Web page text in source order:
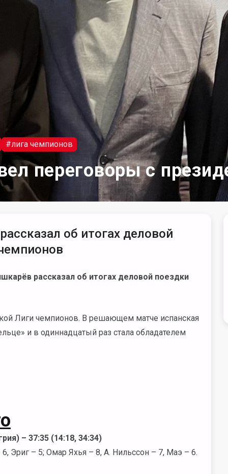
#лига чемпионов
переговоры с
об итогах деловой
рассказал об итогах деловой поездки
Лиги чемпионов. В решающем матче испанская
и в одиннадцатый раз стала обладателем
– 37:35 (14:18, 34:34)
Эриг – 5; Омар Яхья – 8, А. Нильссон – 7, Маэ – 6.